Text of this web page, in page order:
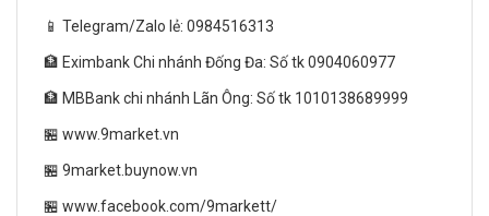
📱 Telegram/Zalo lẻ: 0984516313
🏦 Eximbank Chi nhánh Đống Đa: Số tk 0904060977
🏦 MBBank chi nhánh Lãn Ông: Số tk 1010138689999
🏪 www.9market.vn
🏪 9market.buynow.vn
🏪 www.facebook.com/9markett/